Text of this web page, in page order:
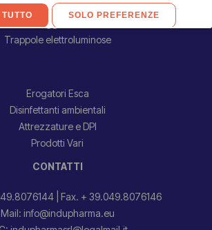
Esche per roditori
Monitoraggio e Cattura
Trappole elettroluminose
Erogatori Esca
Disinfettanti ambientali
Attrezzature e DPI
Prodotti Vari
CONTATTI
| Fax. + 39.049.8076146
Mail: info@indupharma.eu